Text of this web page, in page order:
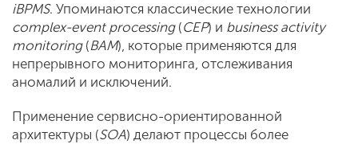
iBPMS. Упоминаются классические технологии
complex-event processing(CEP) и business activity
monitoring(BAM), которые применяются для
непрерывного мониторинга, отслеживания
аномалий и исключений.
Применение сервисно-ориентированной
архитектуры (SOA) делают процессы более